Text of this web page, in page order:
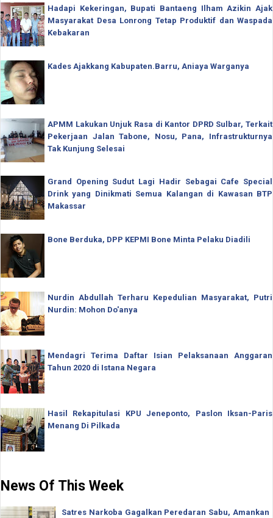
Hadapi Kekeringan, Bupati Bantaeng Ilham Azikin Ajak
Masyarakat Desa Lonrong Tetap Produktif dan Waspada
Kebakaran
Kades Ajakkang Kabupaten.Barru, Aniaya Warganya
APMM Lakukan Unjuk Rasa di Kantor DPRD Sulbar, Terkait
Pekerjaan Jalan Tabone, Nosu, Pana, Infrastrukturnya
Tak Kunjung Selesai
Grand Opening Sudut Lagi Hadir Sebagai Cafe Special
Drink yang Dinikmati Semua Kalangan di Kawasan BTP
Makassar
Bone Berduka, DPP KEPMI Bone Minta Pelaku Diadili
Nurdin Abdullah Terharu Kepedulian Masyarakat, Putri
Nurdin: Mohon Do'anya
Mendagri Terima Daftar Isian Pelaksanaan Anggaran
Tahun 2020 di Istana Negara
Hasil Rekapitulasi KPU Jeneponto, Paslon Iksan-Paris
Menang Di Pilkada
News Of This Week
Satres Narkoba Gagalkan Peredaran Sabu, Amankan